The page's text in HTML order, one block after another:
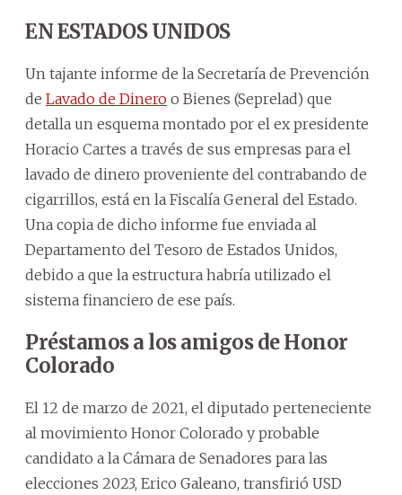
EN ESTADOS UNIDOS
Un tajante informe de la Secretaría de Prevención
de Lavado de Dinero o Bienes (Seprelad) que
detalla un esquema montado por el ex presidente
Horacio Cartes a través de sus empresas para el
lavado de dinero proveniente del contrabando de
cigarrillos, está en la Fiscalía General del Estado.
Una copia de dicho informe fue enviada al
Departamento del Tesoro de Estados Unidos,
debido a que la estructura habría utilizado el
sistema financiero de ese país.
Préstamos a los amigos de Honor
Colorado
El 12 de marzo de 2021, el diputado perteneciente
al movimiento Honor Colorado y probable
candidato a la Cámara de Senadores para las
elecciones 2023, Erico Galeano, transfirió USD